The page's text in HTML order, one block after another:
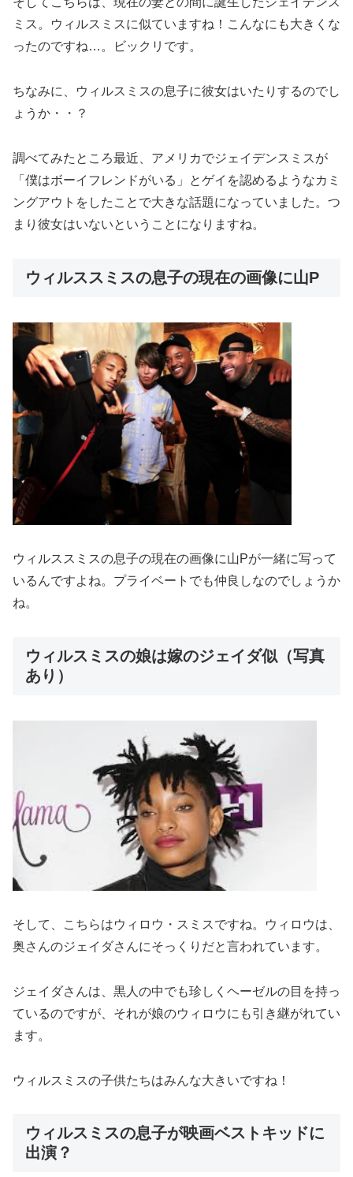
ミス。ウィルスミスに似ていますね！こんなにも大きくな
ったのですね…。ビックリです。
ちなみに、ウィルスミスの息子に彼女はいたりするのでし
ょうか・・？
調べてみたところ最近、アメリカでジェイデンスミスが
「僕はボーイフレンドがいる」とゲイを認めるようなカミ
ングアウトをしたことで大きな話題になっていました。つ
まり彼女はいないということになりますね。
ウィルススミスの息子の現在の画像に山P
ウィルススミスの息子の現在の画像に山Pが一緒に写って
いるんですよね。プライベートでも仲良しなのでしょうか
ね。
ウィルスミスの娘は嫁のジェイダ似（写真
あり）
そして、こちらはウィロウ・スミスですね。ウィロウは、
奥さんのジェイダさんにそっくりだと言われています。
ジェイダさんは、黒人の中でも珍しくヘーゼルの目を持っ
ているのですが、それが娘のウィロウにも引き継がれてい
ます。
ウィルスミスの子供たちはみんな大きいですね！
ウィルスミスの息子が映画ベストキッドに
出演？